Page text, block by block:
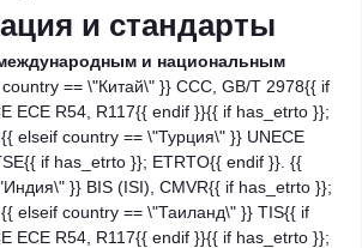
и стандарты
и национальным
== \"Китай\" }} CCC, GB/T 2978{{ if
ECE R54, R117{{ endif }}{{ if has_etrto }};
elseif country == \"Турция\" }} UNECE
if has_etrto }}; ETRTO{{ endif }}. {{
}} BIS (ISI), CMVR{{ if has_etrto }};
elseif country == \"Таиланд\" }} TIS{{ if
ECE R54, R117{{ endif }}{{ if has_etrto }};